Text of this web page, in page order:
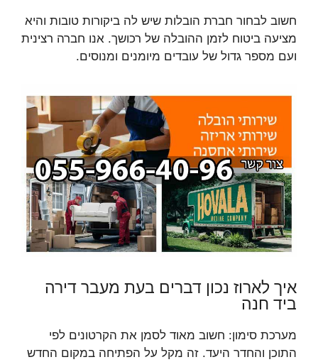
חשוב לבחור חברת הובלות שיש לה ביקורות טובות והיא
מציעה ביטוח לזמן ההובלה של רכושך. אנו חברה רצינית
ועם מספר גדול של עובדים מיומנים ומנוסים.
איך לארוז נכון דברים בעת מעבר דירה
ביד חנה
מערכת סימון: חשוב מאוד לסמן את הקרטונים לפי
התוכן והחדר היעד. זה מקל על הפתיחה במקום החדש